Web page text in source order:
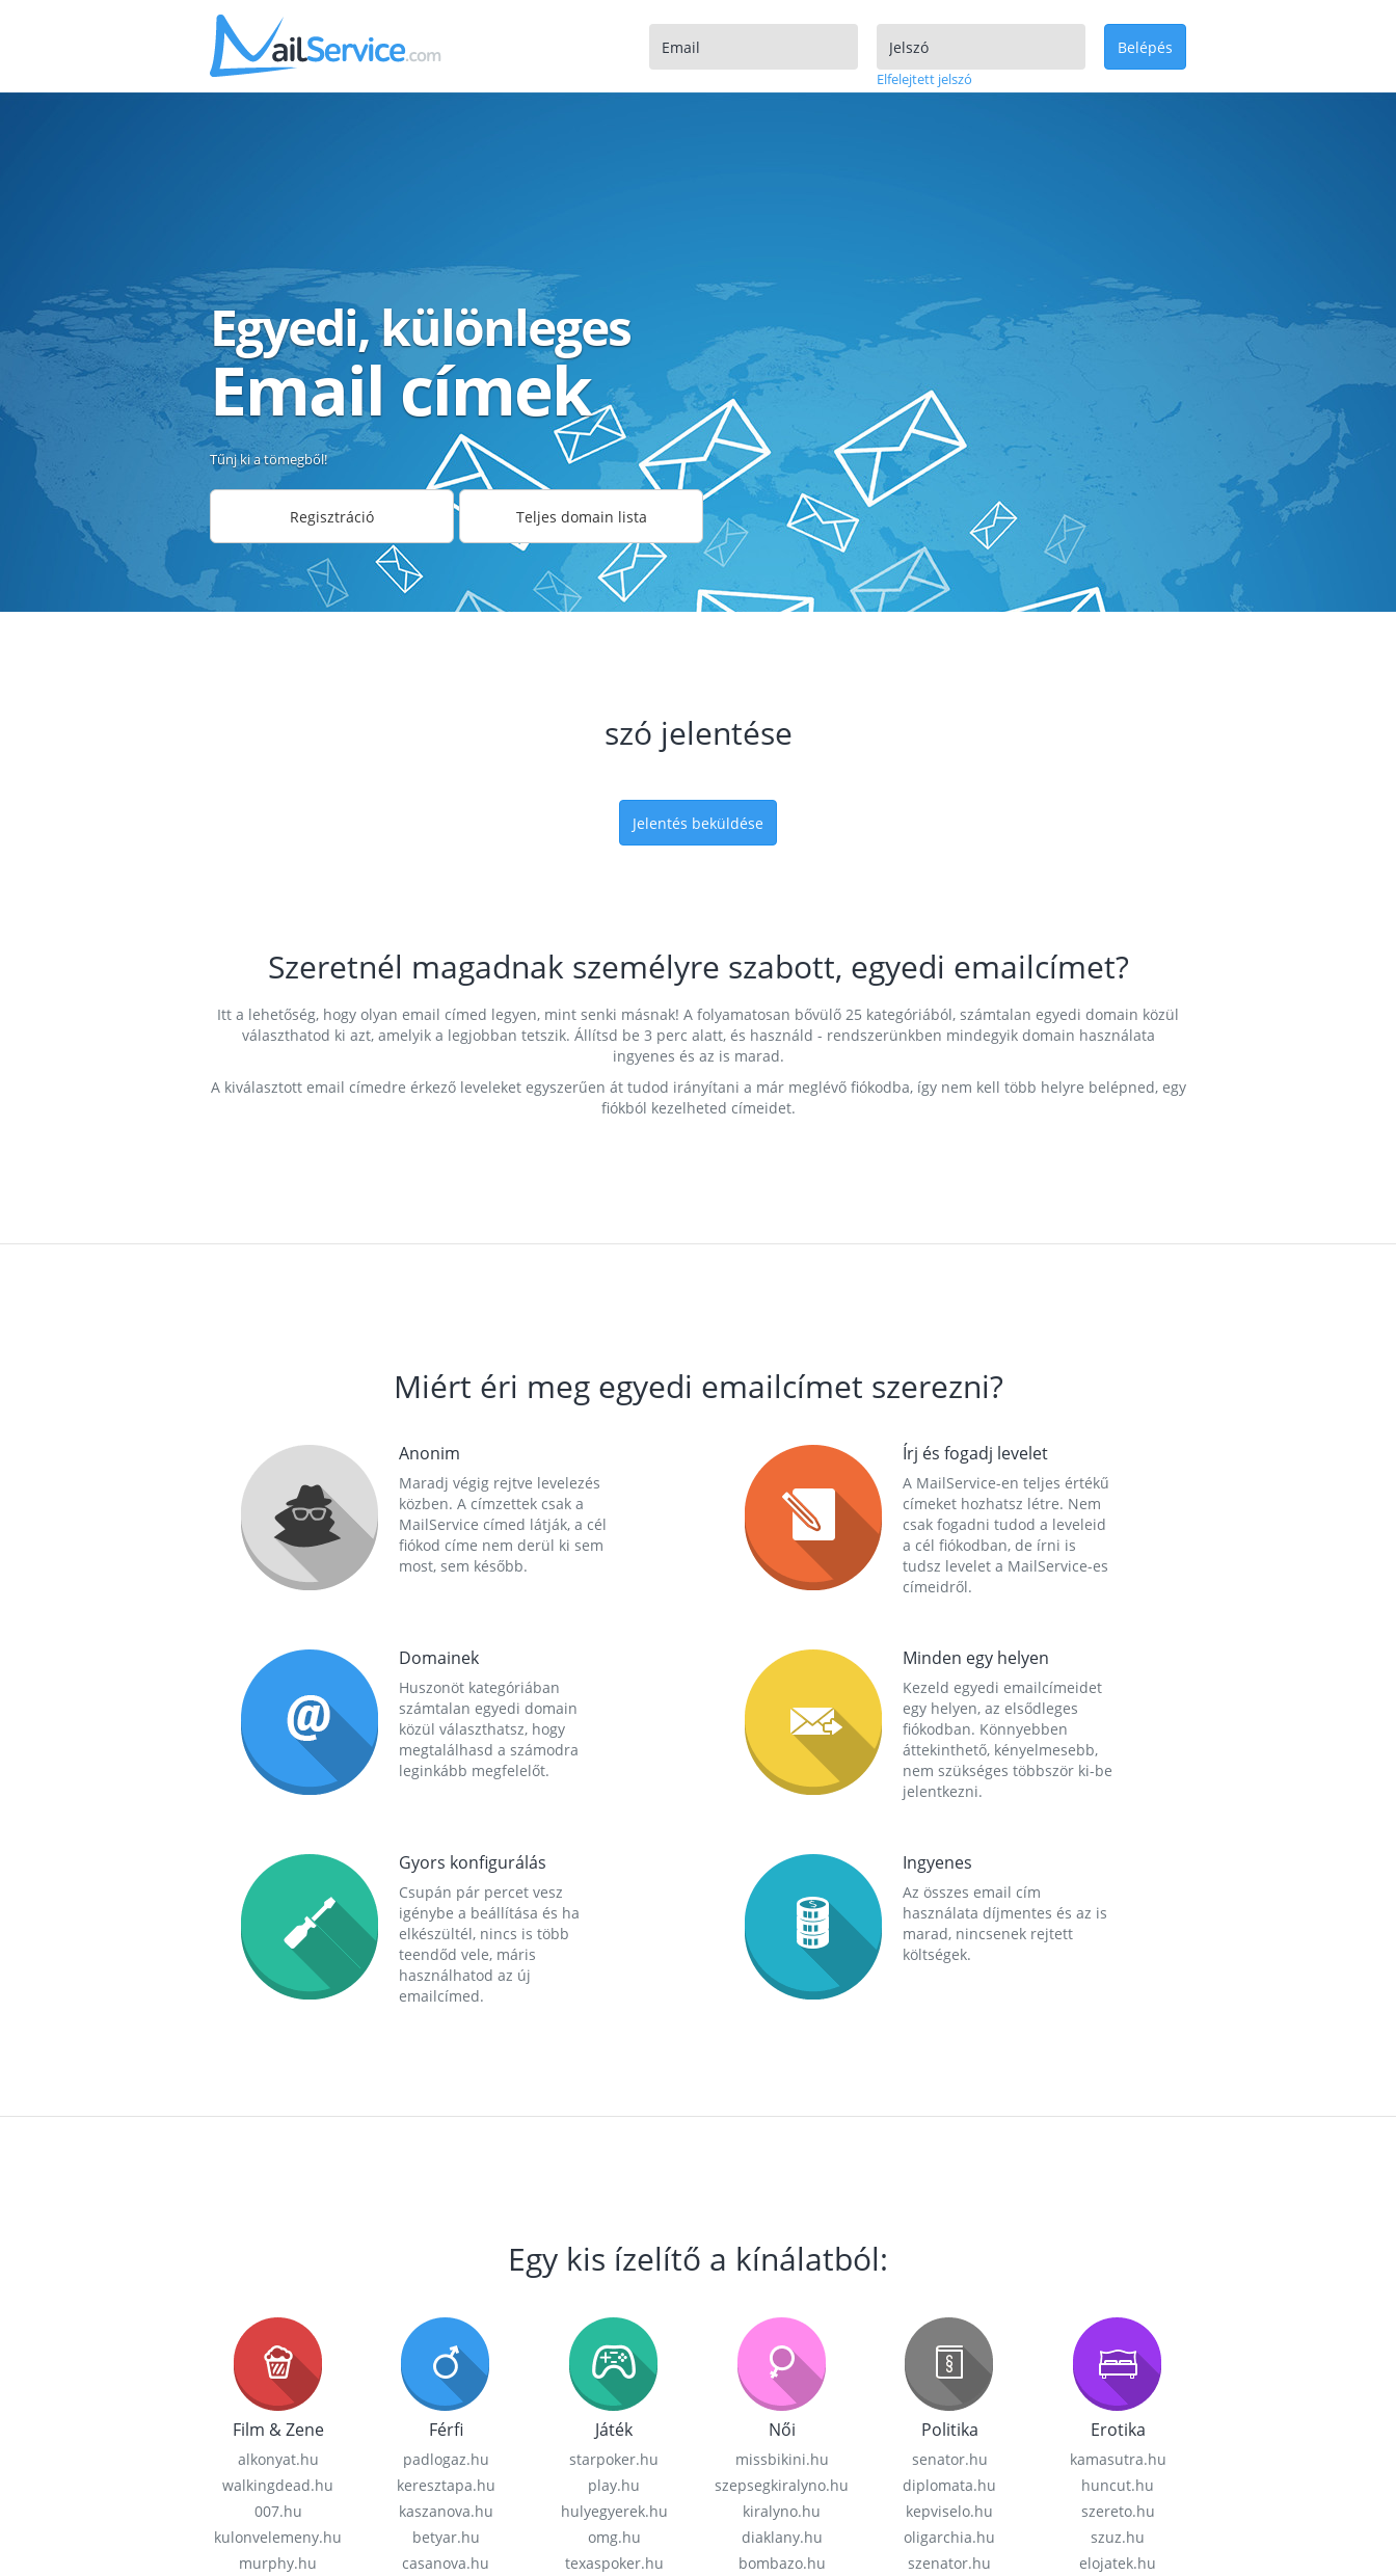
Elfelejtett jelszó
Belépés
Egyedi, különleges
Email címek
Tűnj ki a tömegből!
Regisztráció Teljes domain lista
szó jelentése
Jelentés beküldése
Szeretnél magadnak személyre szabott, egyedi emailcímet?
Itt a lehetőség, hogy olyan email címed legyen, mint senki másnak! A folyamatosan bővülő 25 kategóriából, számtalan egyedi domain közül
választhatod ki azt, amelyik a legjobban tetszik. Állítsd be 3 perc alatt, és használd - rendszerünkben mindegyik domain használata
ingyenes és az is marad.
A kiválasztott email címedre érkező leveleket egyszerűen át tudod irányítani a már meglévő fiókodba, így nem kell több helyre belépned, egy
fiókból kezelheted címeidet.
Miért éri meg egyedi emailcímet szerezni?
Anonim
Maradj végig rejtve levelezés
közben. A címzettek csak a
MailService címed látják, a cél
fiókod címe nem derül ki sem
most, sem később.
Írj és fogadj levelet
A MailService-en teljes értékű
címeket hozhatsz létre. Nem
csak fogadni tudod a leveleid
a cél fiókodban, de írni is
tudsz levelet a MailService-es
címeidről.
Domainek
Huszonöt kategóriában
számtalan egyedi domain
közül választhatsz, hogy
megtalálhasd a számodra
leginkább megfelelőt.
Minden egy helyen
Kezeld egyedi emailcímeidet
egy helyen, az elsődleges
fiókodban. Könnyebben
áttekinthető, kényelmesebb,
nem szükséges többször ki-be
jelentkezni.
Gyors konfigurálás
Csupán pár percet vesz
igénybe a beállítása és ha
elkészültél, nincs is több
teendőd vele, máris
használhatod az új
emailcímed.
Ingyenes
Az összes email cím
használata díjmentes és az is
marad, nincsenek rejtett
költségek.
Egy kis ízelítő a kínálatból:
Film & Zene
alkonyat.hu
walkingdead.hu
007.hu
kulonvelemeny.hu
murphy.hu
Férfi
padlogaz.hu
keresztapa.hu
kaszanova.hu
betyar.hu
casanova.hu
Játék
starpoker.hu
play.hu
hulyegyerek.hu
omg.hu
texaspoker.hu
Női
missbikini.hu
szepsegkiralyno.hu
kiralyno.hu
diaklany.hu
bombazo.hu
Politika
senator.hu
diplomata.hu
kepviselo.hu
oligarchia.hu
szenator.hu
Erotika
kamasutra.hu
huncut.hu
szereto.hu
szuz.hu
elojatek.hu